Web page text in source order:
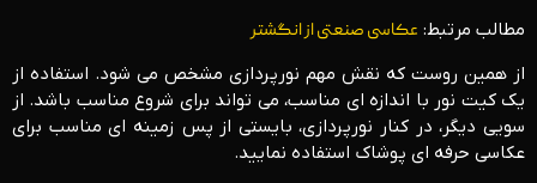
مطالب مرتبط: عکاسی صنعتی از انگشتر
از همین روست که نقش مهم نورپردازی مشخص می شود. استفاده از
یک کیت نور با اندازه ای مناسب، می تواند برای شروع مناسب باشد. از
سویی دیگر، در کنار نورپردازی، بایستی از پس زمینه ای مناسب برای
عکاسی حرفه ای پوشاک استفاده نمایید.